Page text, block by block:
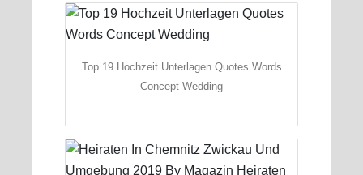
Top 19 Hochzeit Unterlagen Quotes Words
Concept Wedding